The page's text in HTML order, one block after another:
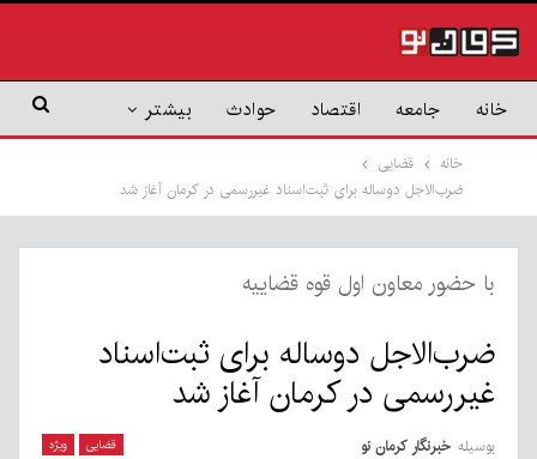
خانه جامعه اقتصاد حوادث بیشتر
خانه
قضایی
ضرب‌الاجل دوساله برای ثبت‌اسناد غیررسمی در کرمان آغاز شد
با حضور معاون اول قوه قضاییه
ضرب‌الاجل دوساله برای ثبت‌اسناد
غیررسمی در کرمان آغاز شد
قضایی ویژه بوسیله خبرنگار کرمان نو